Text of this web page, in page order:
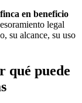
en beneficio
legal
su alcance, su uso
qué puede